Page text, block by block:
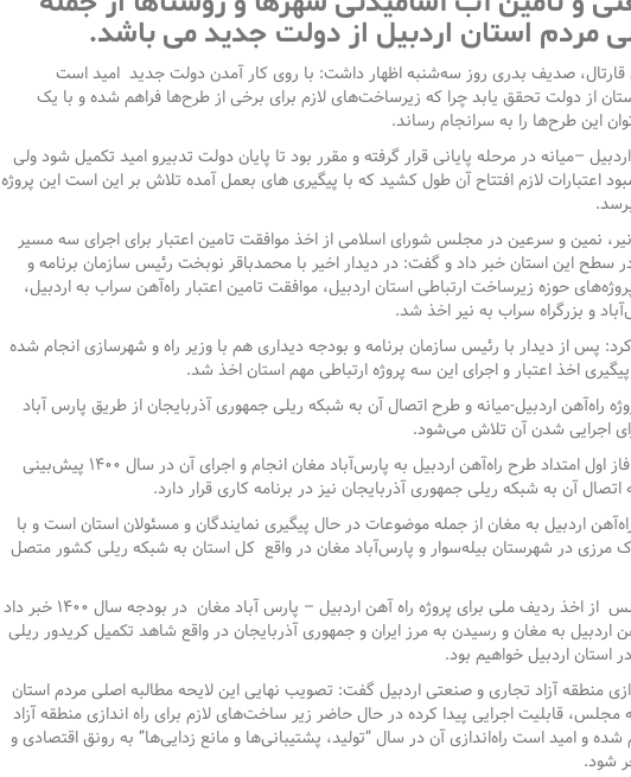
مردم استان اردبیل از دولت جدید می باشد.
قارتال، صدیف بدری روز سه‌شنبه اظهار داشت: با روی کار آمدن دولت جدید امید است
از دولت تحقق یابد چرا که زیرساخت‌های لازم برای برخی از طرح‌ها فراهم شده و با یک
این طرح‌ها را به سرانجام رساند.
–میانه در مرحله پایانی قرار گرفته و مقرر بود تا پایان دولت تدبیرو امید تکمیل شود ولی
اعتبارات لازم افتتاح آن طول کشید که با پیگیری های بعمل آمده تلاش بر این است این پروژه
نیر، نمین و سرعین در مجلس شورای اسلامی از اخذ موافقت تامین اعتبار برای اجرای سه مسیر
سطح این استان خبر داد و گفت: در دیدار اخیر با محمدباقر نوبخت رئیس سازمان برنامه و
حوزه زیرساخت ارتباطی استان اردبیل، موافقت تامین اعتبار راه‌آهن سراب به اردبیل،
و بزرگراه سراب به نیر اخذ شد.
پس از دیدار با رئیس سازمان برنامه و بودجه دیداری هم با وزیر راه و شهرسازی انجام شده
اخذ اعتبار و اجرای این سه پروژه ارتباطی مهم استان اخذ شد.
راه‌آهن اردبیل-میانه و طرح اتصال آن به شبکه ریلی جمهوری آذربایجان از طریق پارس آباد
اجرایی شدن آن تلاش می‌شود.
بدری افزود: مطالعات فاز اول امتداد طرح راه‌آهن اردبیل به پارس‌آباد مغان انجام و اجرای آن در سال ۱۴۰۰ پیش‌بینی
آن به شبکه ریلی جمهوری آذربایجان نیز در برنامه کاری قرار دارد.
اردبیل به مغان از جمله موضوعات در حال پیگیری نمایندگان و مسئولان استان است و با
مرزی در شهرستان بیله‌سوار و پارس‌آباد مغان در واقع کل استان به شبکه ریلی کشور متصل
نماینده اردبیل در مجلس از اخذ ردیف ملی برای پروژه راه آهن اردبیل – پارس آباد مغان در بودجه سال ۱۴۰۰ خبر داد
اردبیل به مغان و رسیدن به مرز ایران و جمهوری آذربایجان در واقع شاهد تکمیل کریدور ریلی
اردبیل خواهیم بود.
منطقه آزاد تجاری و صنعتی اردبیل گفت: تصویب نهایی این لایحه مطالبه اصلی مردم استان
مجلس، قابلیت اجرایی پیدا کرده در حال حاضر زیر ساخت‌های لازم برای راه اندازی منطقه آزاد
و امید است راه‌اندازی آن در سال “تولید، پشتیبانی‌ها و مانع زدایی‌ها” به رونق اقتصادی و
شود.